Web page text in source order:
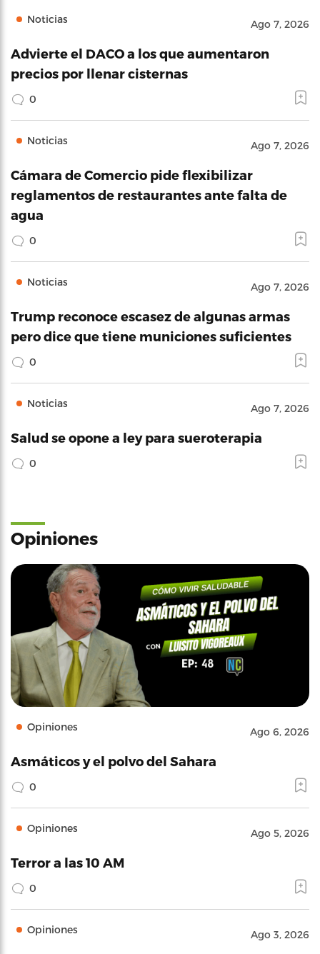
Noticias Ago 7, 2026
Advierte el DACO a los que aumentaron
precios por llenar cisternas
0
Noticias Ago 7, 2026
Cámara de Comercio pide flexibilizar
reglamentos de restaurantes ante falta de
agua
0
Noticias Ago 7, 2026
Trump reconoce escasez de algunas armas
pero dice que tiene municiones suficientes
0
Noticias Ago 7, 2026
Salud se opone a ley para sueroterapia
0
Opiniones
Opiniones Ago 6, 2026
Asmáticos y el polvo del Sahara
0
Opiniones Ago 5, 2026
Terror a las 10 AM
0
Opiniones Ago 3, 2026